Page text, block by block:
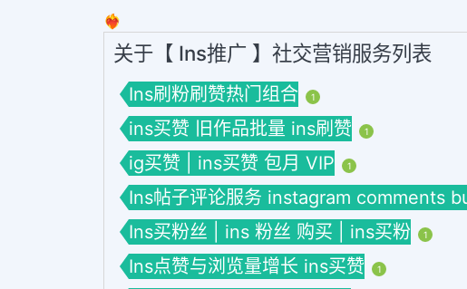
❤️‍🔥
关于【 Ins推广 】社交营销服务列表
Ins刷粉刷赞热门组合 1
ins买赞 旧作品批量 ins刷赞 1
ig买赞 | ins买赞 包月 VIP 1
Ins帖子评论服务 instagram comments
Ins买粉丝 | ins 粉丝 购买 | ins买粉 1
Ins点赞与浏览量增长 ins买赞 1